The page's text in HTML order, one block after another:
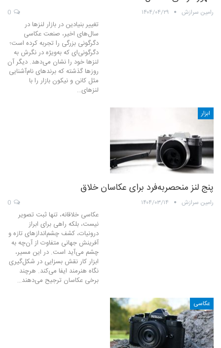
رامین سرازش ۱۴۰۴/۰۴/۲۹
تغییر بنیادین در بازار لنزها در
سال‌های اخیر، صنعت عکاسی
دگرگونی بزرگی را تجربه کرده است؛
دگرگونی‌ای که به‌ویژه در نگرش به
لنزها خود را نشان می‌دهد. دیگر آن
روزها گذشته که برندهای نام‌آشنایی
مثل کانن و نیکون بازار را با
لنزهای…
ابزار
پنج لنز منحصربه‌فرد برای عکاسان خلاق
رامین سرازش ۱۴۰۴/۰۳/۱۴
عکاسی خلاقانه، تنها ثبت تصویر
نیست، بلکه راهی برای ابراز
درونیات، کشف چشم‌اندازهای تازه و
آفرینش جهانی متفاوت از آن‌چه به
چشم می‌آید است. در این مسیر،
ابزار کار نقش بسزایی در شکل‌گیری
نگاه هنرمند ایفا می‌کند. هرچند
برخی عکاسان ترجیح می‌دهند…
عکاسی